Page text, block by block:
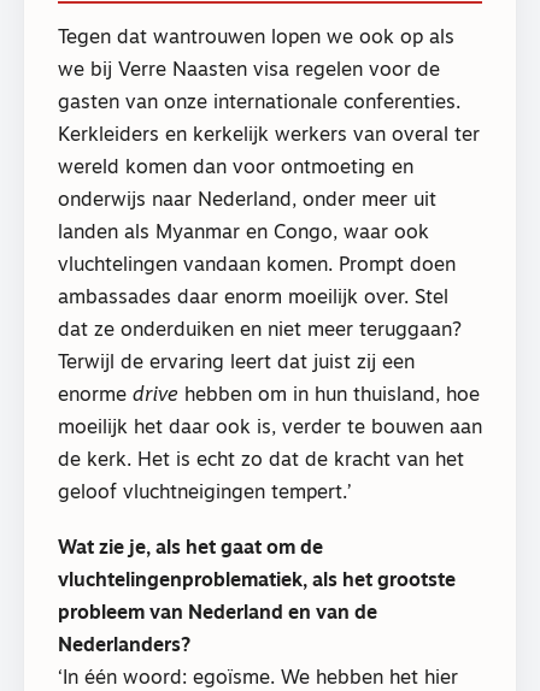
Tegen dat wantrouwen lopen we ook op als
we bij Verre Naasten visa regelen voor de
gasten van onze internationale conferenties.
Kerkleiders en kerkelijk werkers van overal ter
wereld komen dan voor ontmoeting en
onderwijs naar Nederland, onder meer uit
landen als Myanmar en Congo, waar ook
vluchtelingen vandaan komen. Prompt doen
ambassades daar enorm moeilijk over. Stel
dat ze onderduiken en niet meer teruggaan?
Terwijl de ervaring leert dat juist zij een
enorme drive hebben om in hun thuisland, hoe
moeilijk het daar ook is, verder te bouwen aan
de kerk. Het is echt zo dat de kracht van het
geloof vluchtneigingen tempert.’
Wat zie je, als het gaat om de
vluchtelingenproblematiek, als het grootste
probleem van Nederland en van de
Nederlanders?
‘In één woord: egoïsme. We hebben het hier